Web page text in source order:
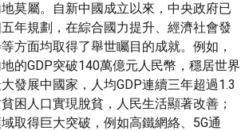
莫屬。自新中國成立以來，中央政府已
年規劃，在綜合國力提升、經濟社會發
方面均取得了舉世矚目的成就。例如，
地的GDP突破140萬億元人民幣，穩居世界
發展中國家，人均GDP連續三年超過1.3
困人口實現脫貧，人民生活顯著改善；
取得巨大突破，例如高鐵網絡、5G通